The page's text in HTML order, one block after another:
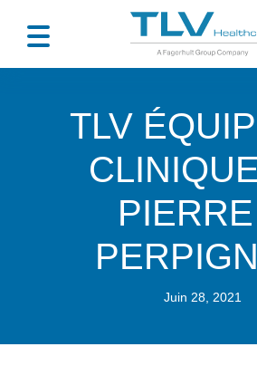
TLV
Juin 28, 2021